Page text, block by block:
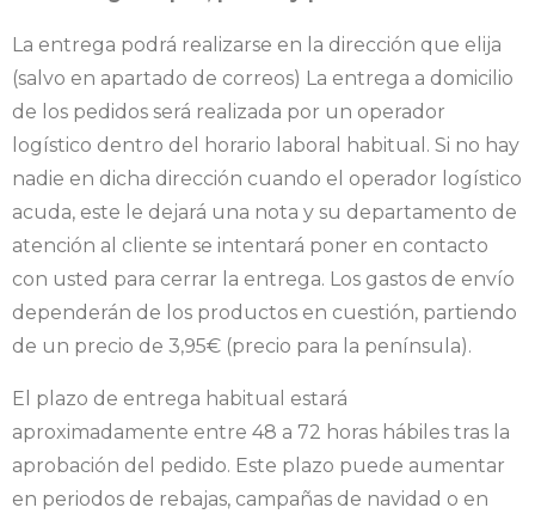
La entrega podrá realizarse en la dirección que elija
(salvo en apartado de correos) La entrega a domicilio
de los pedidos será realizada por un operador
logístico dentro del horario laboral habitual. Si no hay
nadie en dicha dirección cuando el operador logístico
acuda, este le dejará una nota y su departamento de
atención al cliente se intentará poner en contacto
con usted para cerrar la entrega. Los gastos de envío
dependerán de los productos en cuestión, partiendo
de un precio de 3,95€ (precio para la península).
El plazo de entrega habitual estará
aproximadamente entre 48 a 72 horas hábiles tras la
aprobación del pedido. Este plazo puede aumentar
en periodos de rebajas, campañas de navidad o en